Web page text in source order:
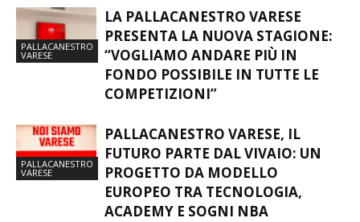
PALLACANESTRO
VARESE
LA PALLACANESTRO VARESE
PRESENTA LA NUOVA STAGIONE:
“VOGLIAMO ANDARE PIÙ IN
FONDO POSSIBILE IN TUTTE LE
COMPETIZIONI”
PALLACANESTRO
VARESE
PALLACANESTRO VARESE, IL
FUTURO PARTE DAL VIVAIO: UN
PROGETTO DA MODELLO
EUROPEO TRA TECNOLOGIA,
ACADEMY E SOGNI NBA